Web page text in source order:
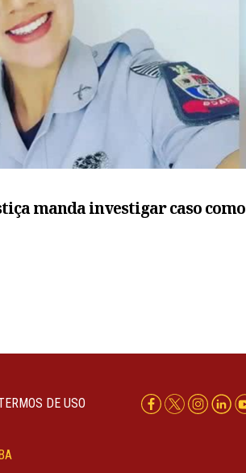
manda investigar caso como
DE USO